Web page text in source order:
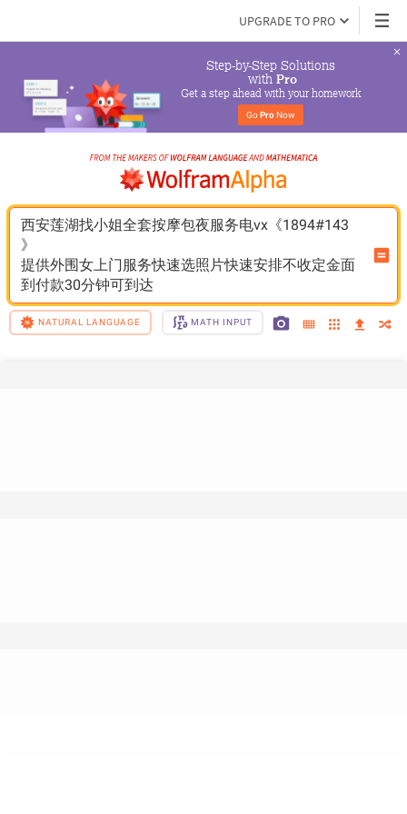
UPGRADE TO PRO
Step-by-Step Solutions
with Pro
Get a step ahead with your homework
Go Pro Now
西安莲湖找小姐全套按摩包夜服务电vx《1894#143
》
提供外围女上门服务快速选照片快速安排不收定金面
到付款30分钟可到达
NATURAL LANGUAGE MATH INPUT